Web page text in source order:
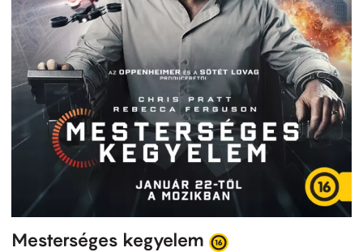
Mesterséges kegyelem